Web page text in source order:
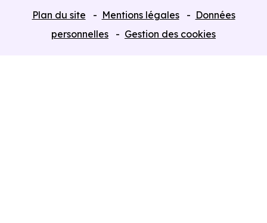
Plan du site Mentions légales
Données
personnelles
Gestion des cookies